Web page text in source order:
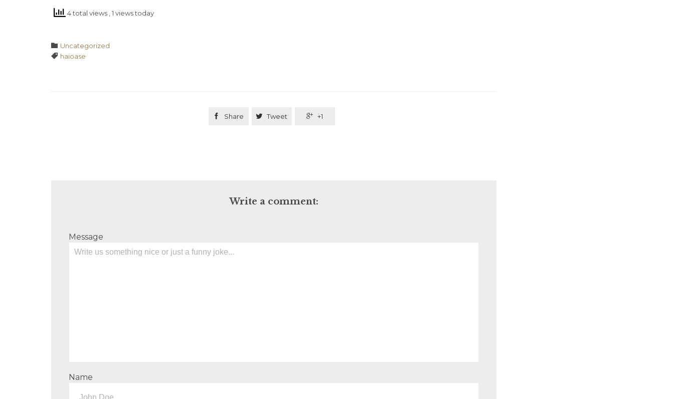
4 total views , 1 views today
 Category
Uncategorized
 Tags
haioase
 Share  Tweet  +1
Write a comment:
Message
Name